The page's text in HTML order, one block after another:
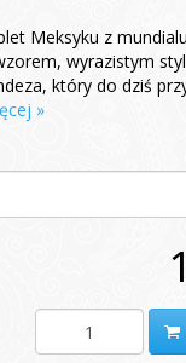
Meksyku z
wyrazistym
który do dziś
»